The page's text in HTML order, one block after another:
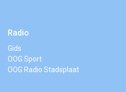
Radio
Gids
OOG Sport
OOG Radio Stadsplaat